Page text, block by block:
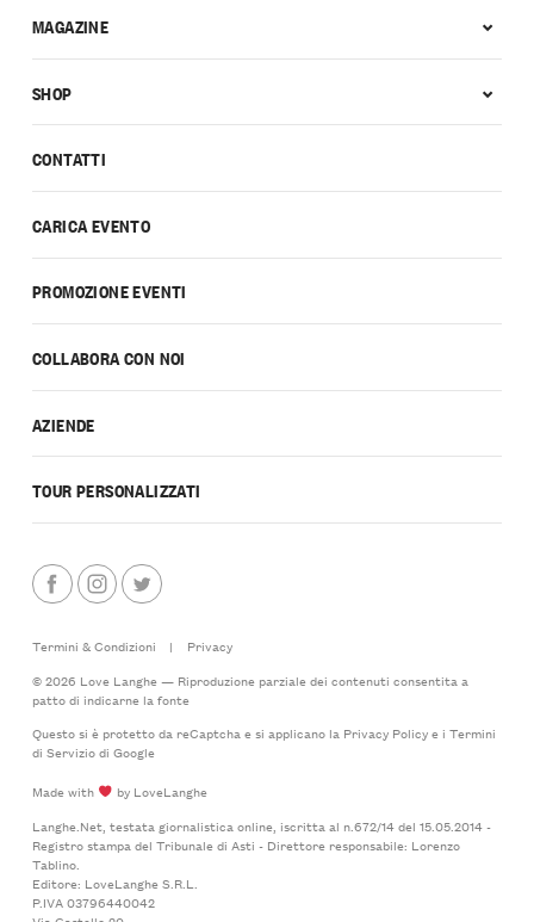
CONTATTI
CARICA EVENTO
PROMOZIONE EVENTI
COLLABORA CON NOI
AZIENDE
TOUR PERSONALIZZATI
MAGAZINE
SHOP
Termini & Condizioni |
Privacy
© 2026 Love Langhe — Riproduzione parziale dei contenuti consentita a
patto di indicarne la fonte
Questo si è protetto da reCaptcha e si applicano la Privacy Policye i Termini
di Serviziodi Google
Made with
by LoveLanghe
Langhe.Net, testata giornalistica online, iscritta al n.672/14 del 15.05.2014 -
Registro stampa del Tribunale di Asti - Direttore responsabile: Lorenzo
Tablino.
Editore: LoveLanghe S.R.L.
P.IVA 03796440042